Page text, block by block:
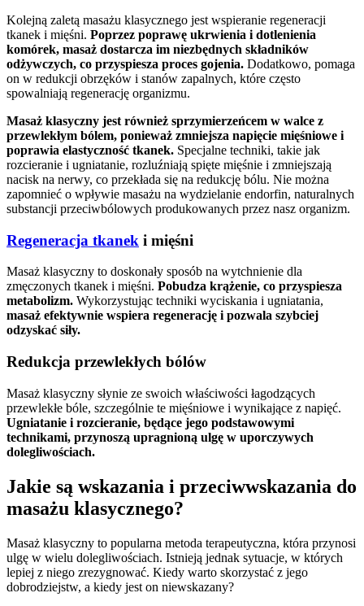
Kolejną zaletą masażu klasycznego jest wspieranie regeneracji
tkanek i mięśni. Poprzez poprawę ukrwienia i dotlenienia
komórek, masaż dostarcza im niezbędnych składników
odżywczych, co przyspiesza proces gojenia. Dodatkowo, pomaga
on w redukcji obrzęków i stanów zapalnych, które często
spowalniają regenerację organizmu.
Masaż klasyczny jest również sprzymierzeńcem w walce z
przewlekłym bólem, ponieważ zmniejsza napięcie mięśniowe i
poprawia elastyczność tkanek. Specjalne techniki, takie jak
rozcieranie i ugniatanie, rozluźniają spięte mięśnie i zmniejszają
nacisk na nerwy, co przekłada się na redukcję bólu. Nie można
zapomnieć o wpływie masażu na wydzielanie endorfin, naturalnych
substancji przeciwbólowych produkowanych przez nasz organizm.
Regeneracja tkanek i mięśni
Masaż klasyczny to doskonały sposób na wytchnienie dla
zmęczonych tkanek i mięśni. Pobudza krążenie, co przyspiesza
metabolizm. Wykorzystując techniki wyciskania i ugniatania,
masaż efektywnie wspiera regenerację i pozwala szybciej
odzyskać siły.
Redukcja przewlekłych bólów
Masaż klasyczny słynie ze swoich właściwości łagodzących
przewlekłe bóle, szczególnie te mięśniowe i wynikające z napięć.
Ugniatanie i rozcieranie, będące jego podstawowymi
technikami, przynoszą upragnioną ulgę w uporczywych
dolegliwościach.
Jakie są wskazania i przeciwwskazania do
masażu klasycznego?
Masaż klasyczny to popularna metoda terapeutyczna, która przynosi
ulgę w wielu dolegliwościach. Istnieją jednak sytuacje, w których
lepiej z niego zrezygnować. Kiedy warto skorzystać z jego
dobrodziejstw, a kiedy jest on niewskazany?